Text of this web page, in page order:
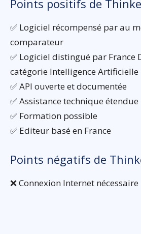
Points positifs de
✅ Logiciel récompensé par au
comparateur
✅ Logiciel distingué par France
catégorie Intelligence Artificielle
✅ API ouverte et documentée
✅ Assistance technique étendue
✅ Formation possible
✅ Editeur basé en France
Points négatifs de
❌ Connexion Internet nécessaire